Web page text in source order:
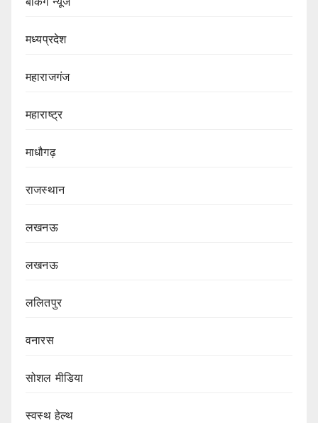
मध्यप्रदेश
महाराजगंज
महाराष्ट्र
माधौगढ़
राजस्थान
लखनऊ
लखनऊ
ललितपुर
वनारस
सोशल मीडिया
स्वस्थ हेल्थ